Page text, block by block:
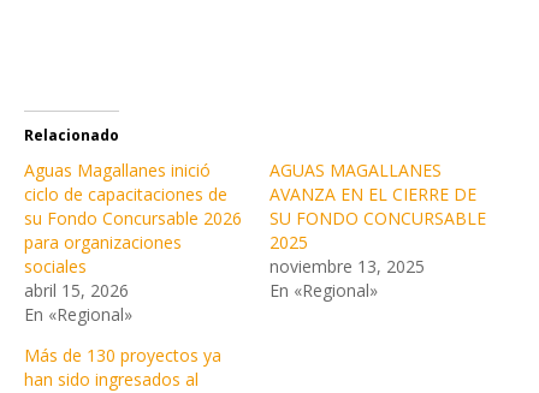
Relacionado
Aguas Magallanes inició
ciclo de capacitaciones de
su Fondo Concursable 2026
para organizaciones
sociales
abril 15, 2026
En «Regional»
AGUAS MAGALLANES
AVANZA EN EL CIERRE DE
SU FONDO CONCURSABLE
2025
noviembre 13, 2025
En «Regional»
Más de 130 proyectos ya
han sido ingresados al